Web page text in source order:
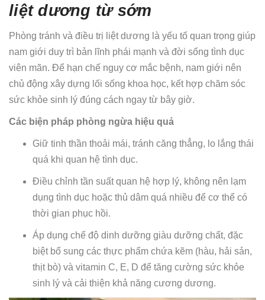
liệt dương từ sớm
Phòng tránh và điều trị liệt dương là yếu tố quan trọng giúp
nam giới duy trì bản lĩnh phái mạnh và đời sống tình dục
viên mãn. Để hạn chế nguy cơ mắc bệnh, nam giới nên
chủ động xây dựng lối sống khoa học, kết hợp chăm sóc
sức khỏe sinh lý đúng cách ngay từ bây giờ.
Các biện pháp phòng ngừa hiệu quả
Giữ tinh thần thoải mái, tránh căng thẳng, lo lắng thái
quá khi quan hệ tình dục.
Điều chỉnh tần suất quan hệ hợp lý, không nên lạm
dụng tình dục hoặc thủ dâm quá nhiều để cơ thể có
thời gian phục hồi.
Áp dụng chế độ dinh dưỡng giàu dưỡng chất, đặc
biệt bổ sung các thực phẩm chứa kẽm (hàu, hải sản,
thịt bò) và vitamin C, E, D để tăng cường sức khỏe
sinh lý và cải thiện khả năng cương dương.